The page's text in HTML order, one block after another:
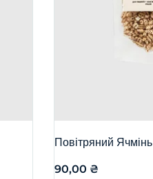
Повітряний Ячмінь
90,00 ₴